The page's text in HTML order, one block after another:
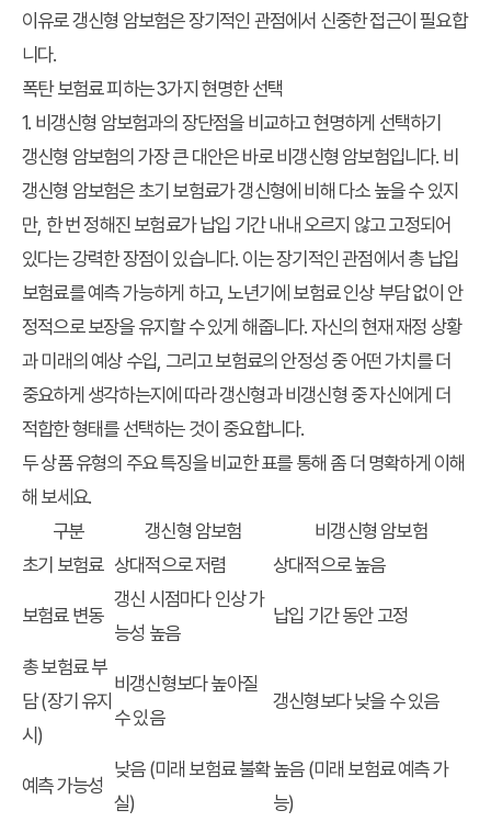
이유로 갱신형 암보험은 장기적인 관점에서 신중한 접근이 필요합
니다.
폭탄 보험료 피하는 3가지 현명한 선택
1. 비갱신형 암보험과의 장단점을 비교하고 현명하게 선택하기
갱신형 암보험의 가장 큰 대안은 바로 비갱신형 암보험입니다. 비
갱신형 암보험은 초기 보험료가 갱신형에 비해 다소 높을 수 있지
만, 한 번 정해진 보험료가 납입 기간 내내 오르지 않고 고정되어
있다는 강력한 장점이 있습니다. 이는 장기적인 관점에서 총 납입
보험료를 예측 가능하게 하고, 노년기에 보험료 인상 부담 없이 안
정적으로 보장을 유지할 수 있게 해줍니다. 자신의 현재 재정 상황
과 미래의 예상 수입, 그리고 보험료의 안정성 중 어떤 가치를 더
중요하게 생각하는지에 따라 갱신형과 비갱신형 중 자신에게 더
적합한 형태를 선택하는 것이 중요합니다.
두 상품 유형의 주요 특징을 비교한 표를 통해 좀 더 명확하게 이해
해 보세요.
구분
갱신형 암보험
비갱신형 암보험
초기 보험료 상대적으로 저렴 상대적으로 높음
보험료 변동
갱신 시점마다 인상 가
능성 높음
납입 기간 동안 고정
총 보험료 부
담 (장기 유지
시)
비갱신형보다 높아질
수 있음
갱신형보다 낮을 수 있음
예측 가능성
낮음 (미래 보험료 불확
실)
높음 (미래 보험료 예측 가
능)